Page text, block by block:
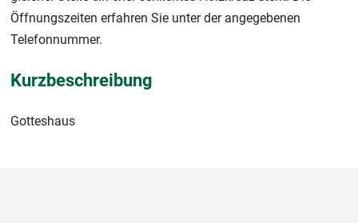
Öffnungszeiten erfahren Sie unter der angegebenen
Telefonnummer.
Kurzbeschreibung
Gotteshaus